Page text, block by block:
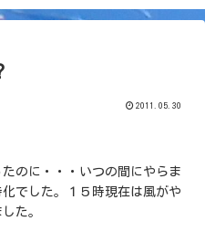
2011.05.30
のに・・・いつの間にやらま
でした。１５時現在は風がや
た。